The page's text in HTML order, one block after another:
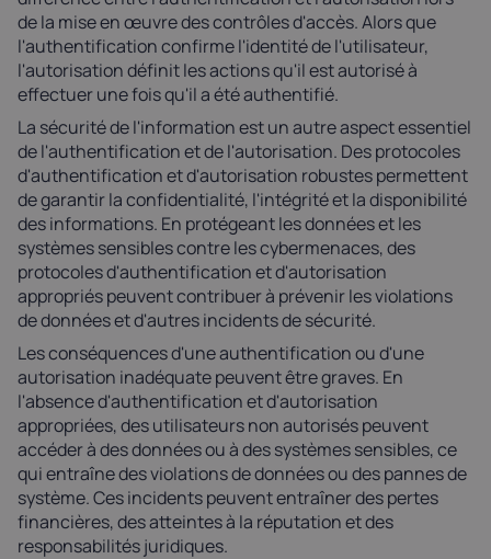
de la mise en œuvre des contrôles d'accès. Alors que
l'authentification confirme l'identité de l'utilisateur,
l'autorisation définit les actions qu'il est autorisé à
effectuer une fois qu'il a été authentifié.
La sécurité de l'information est un autre aspect essentiel
de l'authentification et de l'autorisation. Des protocoles
d'authentification et d'autorisation robustes permettent
de garantir la confidentialité, l'intégrité et la disponibilité
des informations. En protégeant les données et les
systèmes sensibles contre les cybermenaces, des
protocoles d'authentification et d'autorisation
appropriés peuvent contribuer à prévenir les violations
de données et d'autres incidents de sécurité.
Les conséquences d'une authentification ou d'une
autorisation inadéquate peuvent être graves. En
l'absence d'authentification et d'autorisation
appropriées, des utilisateurs non autorisés peuvent
accéder à des données ou à des systèmes sensibles, ce
qui entraîne des violations de données ou des pannes de
système. Ces incidents peuvent entraîner des pertes
financières, des atteintes à la réputation et des
responsabilités juridiques.